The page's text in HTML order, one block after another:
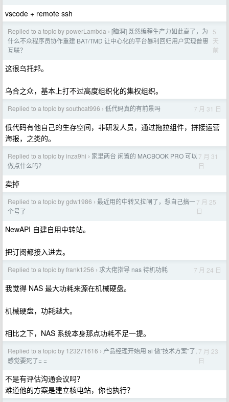
vscode + remote ssh
Replied to a topic by powerLambda › [脑洞] 既然编程生产力如此高了，为
什么不众程序员协作重建 BAT/TMD 让中心化的平台暴利回归用户实现普惠
互联？
5
天
前
这很乌托邦。
乌合之众，基本上打不过高度组织化的集权组织。
Replied to a topic by southcat996 › 低代码真的有前景吗 7 月 31 日
低代码有他自己的生存空间，非研发人员，通过拖拉组件，拼接运营
海报，之类的。
Replied to a topic by inza9hi › 家里两台 闲置的 MACBOOK PRO 可以
做点什么吗？
7 月 31
日
卖掉
Replied to a topic by gdw1986 › 最近用的中转又拉闸了，想自己搞一
个号了
7 月 25
日
NewAPI 自建自用中转站。
把订阅都接入进去。
Replied to a topic by frank1256 › 求大佬指导 nas 待机功耗 7 月 24 日
我觉得 NAS 最大功耗来源在机械硬盘。
机械硬盘，功耗越大。
相比之下，NAS 系统本身那点功耗不足一提。
Replied to a topic by 123271616 › 产品经理开始用 ai 做"技术方案"了,
感觉要死了= =
7 月 23
日
不是有评估沟通会议吗？
难道他的方案是建立核电站，你也执行？